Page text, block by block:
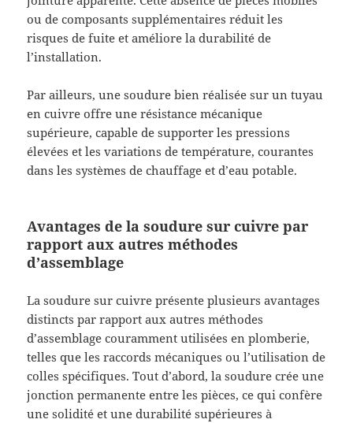
ou de composants supplémentaires réduit les
risques de fuite et améliore la durabilité de
l’installation.
Par ailleurs, une soudure bien réalisée sur un tuyau
en cuivre offre une résistance mécanique
supérieure, capable de supporter les pressions
élevées et les variations de température, courantes
dans les systèmes de chauffage et d’eau potable.
Avantages de la soudure sur cuivre par
rapport aux autres méthodes
d’assemblage
La soudure sur cuivre présente plusieurs avantages
distincts par rapport aux autres méthodes
d’assemblage couramment utilisées en plomberie,
telles que les raccords mécaniques ou l’utilisation de
colles spécifiques. Tout d’abord, la soudure crée une
jonction permanente entre les pièces, ce qui confère
une solidité et une durabilité supérieures à